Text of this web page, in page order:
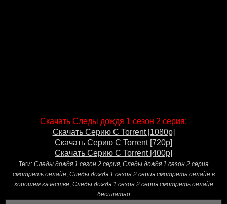
Скачать Следы дождя 1 сезон 2 серия:
Скачать Серию С Torrent [1080p]
Скачать Серию С Torrent [720p]
Скачать Серию С Torrent [400p]
Теги: Следы дождя 1 сезон 2 серия Следы дождя 1 сезон 2 серия
смотреть онлайн, Следы дождя 1 сезон 2 серия смотреть онлайн в
хорошем качестве, Следы дождя 1 сезон 2 серия смотреть онлайн
бесплатно